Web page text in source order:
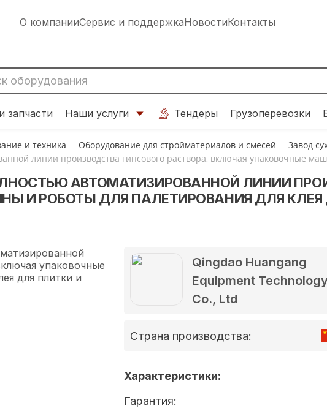
О компанииСервис и поддержкаНовостиКонтакты
запчасти Наши услуги Тендеры Грузоперевозки
и техника Оборудование для стройматериалов и смесей
Завод
линии производства гипсового раствора, включая упаковочные
АВТОМАТИЗИРОВАННОЙ ЛИНИИ
И РОБОТЫ ДЛЯ ПАЛЕТИРОВАНИЯ ДЛЯ КЛЕЯ
Qingdao Huangang
Equipment
Co., Ltd
Страна производства:
Характеристики:
Гарантия: